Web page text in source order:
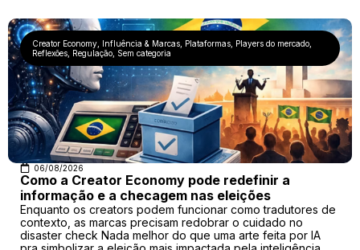
Creator Economy Influência & Marcas Plataformas Players do mercado
Reflexões Regulação Sem categoria
06/08/2026
Como a Creator Economy pode redefinir a
informação e a checagem nas eleições
Enquanto os creators podem funcionar como tradutores de
contexto, as marcas precisam redobrar o cuidado no
disaster check Nada melhor do que uma arte feita por IA